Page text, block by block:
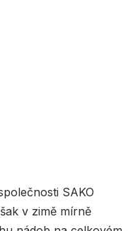
SAKO
v zimě mírně